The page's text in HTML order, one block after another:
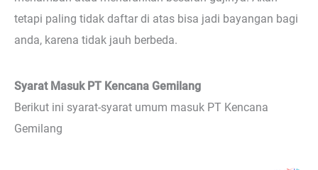
tetapi paling tidak daftar di atas bisa jadi bayangan bagi
anda, karena tidak jauh berbeda.
Syarat Masuk PT Kencana Gemilang
Berikut ini syarat-syarat umum masuk PT Kencana
Gemilang